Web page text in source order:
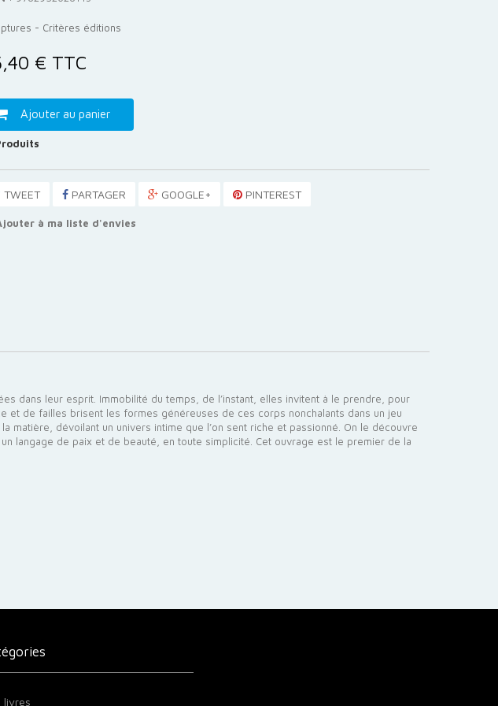
- Critères éditions
€ TTC
Ajouter au panier
TWEET PARTAGER GOOGLE+ PINTEREST
à ma liste d'envies
dans leur esprit. Immobilité du temps, de l’instant, elles invitent à le prendre, pour
de failles brisent les formes généreuses de ces corps nonchalants dans un jeu
matière, dévoilant un univers intime que l’on sent riche et passionné. On le découvre
langage de paix et de beauté, en toute simplicité. Cet ouvrage est le premier de la
livres